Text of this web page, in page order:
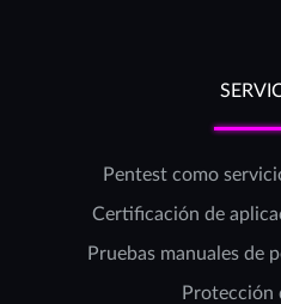
Pentest como
Certificación de
Pruebas manuales de
Protección